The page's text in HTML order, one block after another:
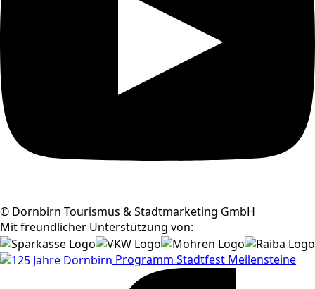
© Dornbirn Tourismus & Stadtmarketing GmbH
Mit freundlicher Unterstützung von:
Programm Stadtfest Meilensteine